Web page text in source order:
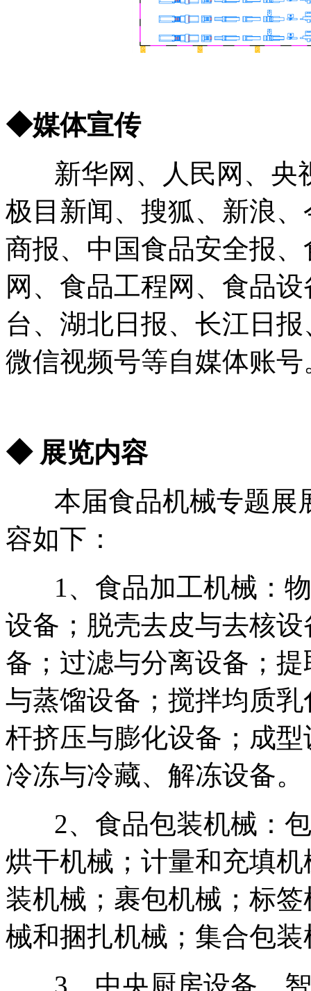
◆媒体宣传
新华网、人民网、央
极目新闻、搜狐、新浪
商报、中国食品安全报
网、食品工程网、食品
台、湖北日报、长江日
微信视频号等自媒体账号
◆ 展览内容
本届食品机械专题展
容如下：
1、食品加工机械：物
设备；脱壳去皮与去核
备；过滤与分离设备；
与蒸馏设备；搅拌均质
杆挤压与膨化设备；成
冷冻与冷藏、解冻设备。
2、食品包装机械：包
烘干机械；计量和充填
装机械；裹包机械；标
械和捆扎机械；集合包